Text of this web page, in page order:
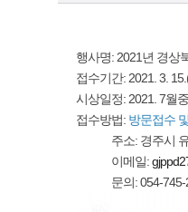
행사명: 2021년 경상
접수기간: 2021. 3.
시상일정: 2021. 7월중
접수방법: 방문접수
주소: 경주시 유림
이메일:
문의: 054-745-